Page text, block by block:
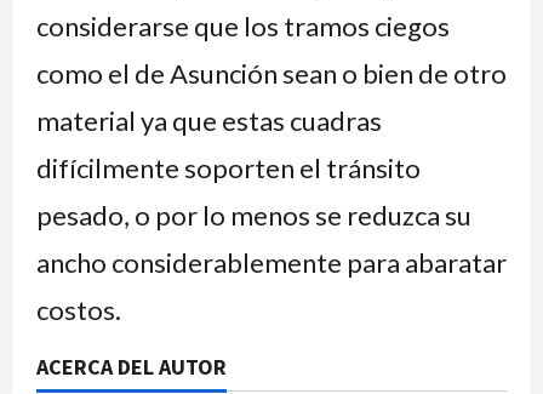
considerarse que los tramos ciegos
como el de Asunción sean o bien de otro
material ya que estas cuadras
difícilmente soporten el tránsito
pesado, o por lo menos se reduzca su
ancho considerablemente para abaratar
costos.
ACERCA DEL AUTOR